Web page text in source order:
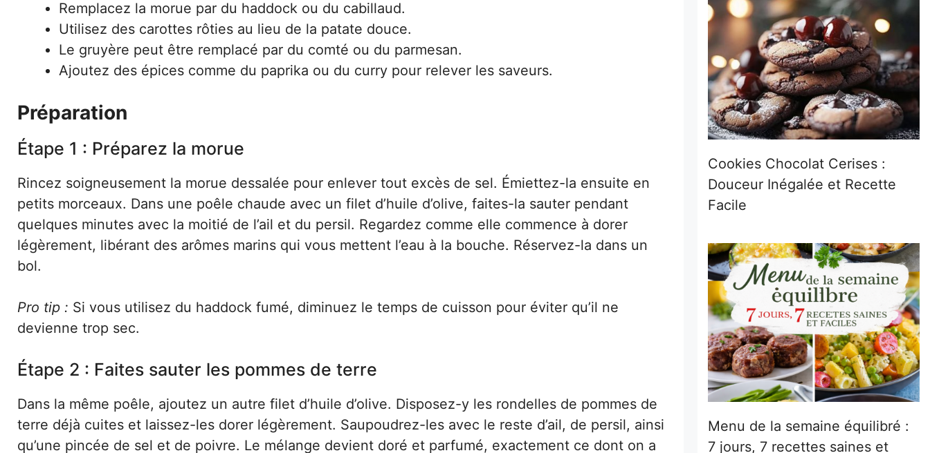
Remplacez la morue par du haddock ou du cabillaud.
Utilisez des carottes rôties au lieu de la patate douce.
Le gruyère peut être remplacé par du comté ou du parmesan.
Ajoutez des épices comme du paprika ou du curry pour relever les saveurs.
Préparation
Étape 1 : Préparez la morue
Rincez soigneusement la morue dessalée pour enlever tout excès de sel. Émiettez-la ensuite en
petits morceaux. Dans une poêle chaude avec un filet d’huile d’olive, faites-la sauter pendant
quelques minutes avec la moitié de l’ail et du persil. Regardez comme elle commence à dorer
légèrement, libérant des arômes marins qui vous mettent l’eau à la bouche. Réservez-la dans un
bol.
Pro tip : Si vous utilisez du haddock fumé, diminuez le temps de cuisson pour éviter qu’il ne
devienne trop sec.
Étape 2 : Faites sauter les pommes de terre
Dans la même poêle, ajoutez un autre filet d’huile d’olive. Disposez-y les rondelles de pommes de
terre déjà cuites et laissez-les dorer légèrement. Saupoudrez-les avec le reste d’ail, de persil, ainsi
qu’une pincée de sel et de poivre. Le mélange devient doré et parfumé, exactement ce dont on a
Cookies Chocolat Cerises :
Douceur Inégalée et Recette
Facile
Menu de la semaine équilibré :
7 jours, 7 recettes saines et